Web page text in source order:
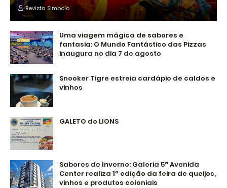
Revista Simbolo
Uma viagem mágica de sabores e
fantasia: O Mundo Fantástico das Pizzas
inaugura no dia 7 de agosto
Snooker Tigre estreia cardápio de caldos e
vinhos
GALETO do LIONS
Sabores de Inverno: Galeria 5ª Avenida
Center realiza 1ª edição da feira de queijos,
vinhos e produtos coloniais